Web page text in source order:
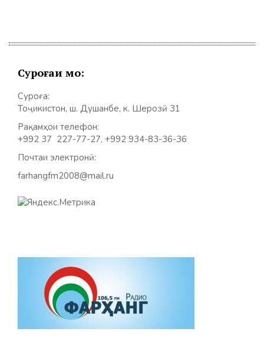
Суроғаи мо:
Суроға:
Тоҷикистон, ш. Душанбе, к. Шерозӣ 31
Рақамҳои телефон:
+992 37 227-77-27, +992 934-83-36-36
Почтаи электронӣ:
farhangfm2008@mail.ru